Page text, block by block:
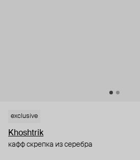
exclusive
Khoshtrik
кафф скрепка из серебра